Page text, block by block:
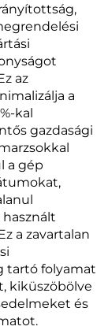
az
a
kal
gazdasági
a gép
a zavartalan
tartó folyamat
kiküszöbölve
és